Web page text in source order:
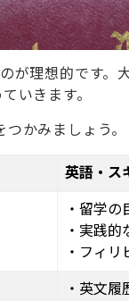
用回収ロードマッ
（FAQ）
？
ますか？
充実度を左右する
が理想的です。
いきます。
かみましょう。
英語・ス
・留学の
・実践
・フィリ
・英文